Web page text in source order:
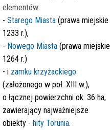
elementów:
- Starego Miasta (prawa miejskie
1233 r.),
- Nowego Miasta (prawa miejskie
1264 r.)
- i zamku krzyżackiego
(założonego w poł. XIII w.),
o łącznej powierzchni ok. 36 ha,
zawierający najważniejsze
obiekty - hity Torunia.